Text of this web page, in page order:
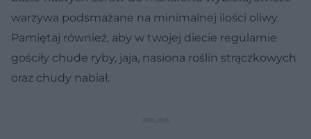
warzywa podsmażane na minimalnej ilości oliwy.
Pamiętaj również, aby w twojej diecie regularnie
gościły chude ryby, jaja, nasiona roślin strączkowych
oraz chudy nabiał.